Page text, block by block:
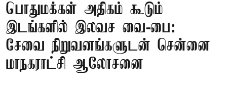
பொதுமக்கள் அதிகம் கூடும்
இடங்களில் இலவச வை-பை:
சேவை நிறுவனங்களுடன் சென்னை
மாநகராட்சி ஆலோசனை